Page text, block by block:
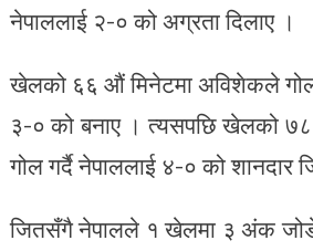
नेपाललाई २-० को अग्रता दिलाए ।
खेलको ६६ औं मिनेटमा अविशेकले गोल
३-० को बनाए । त्यसपछि खेलको
गोल गर्दै नेपाललाई ४-० को शानदार
जितसँगै नेपालले १ खेलमा ३ अंक